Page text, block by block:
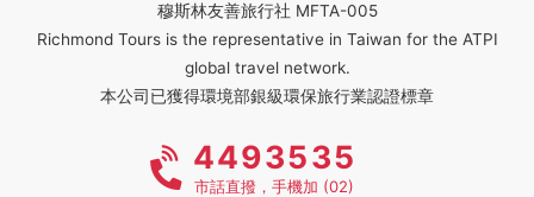
穆斯林友善旅行社 MFTA-005
Richmond Tours is the representative in Taiwan for the ATPI
global travel network.
本公司已獲得環境部銀級環保旅行業認證標章
4493535
市話直撥，手機加 (02)